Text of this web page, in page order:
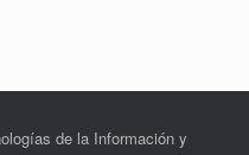
de la Información y